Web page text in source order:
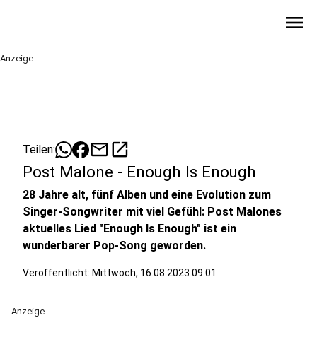
menu
Anzeige
Teilen: mailopen_in_new
Post Malone - Enough Is Enough
28 Jahre alt, fünf Alben und eine Evolution zum
Singer-Songwriter mit viel Gefühl: Post Malones
aktuelles Lied "Enough Is Enough" ist ein
wunderbarer Pop-Song geworden.
Veröffentlicht: Mittwoch, 16.08.2023 09:01
Anzeige